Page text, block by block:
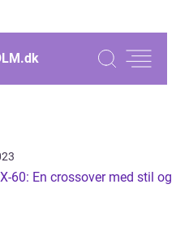
dk
60: En crossover med stil og